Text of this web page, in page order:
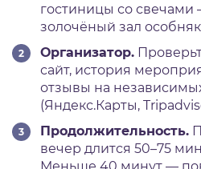
гостиницы со свечами
золочёный зал
Организатор.
сайт, история
отзывы на
(Яндекс.Карты,
Продолжительность.
вечер длится 50–75